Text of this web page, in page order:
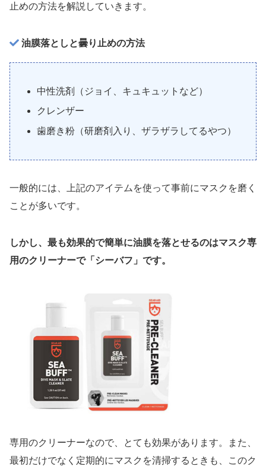
止めの方法を解説していきます。
油膜落としと曇り止めの方法
中性洗剤（ジョイ、キュキュットなど）
クレンザー
歯磨き粉（研磨剤入り、ザラザラしてるやつ）
一般的には、上記のアイテムを使って事前にマスクを磨く
ことが多いです。
しかし、最も効果的で簡単に油膜を落とせるのはマスク専
用のクリーナーで「シーバフ」です。
専用のクリーナーなので、とても効果があります。また、
最初だけでなく定期的にマスクを清掃するときも、このク